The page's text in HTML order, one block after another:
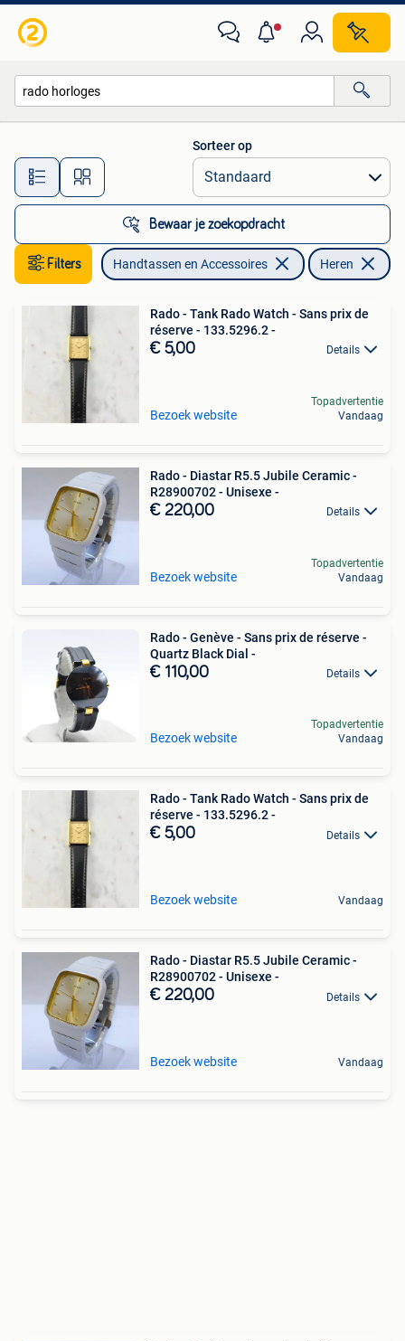
Alle afstanden…
Sorteer op
Bewaar je zoekopdracht
Filters Handtassen en Accessoires Heren
Rado - Tank Rado Watch - Sans prix de
réserve - 133.5296.2 -
€ 5,00 Details
Bezoek website
Topadvertentie
Vandaag
Rado - Diastar R5.5 Jubile Ceramic -
R28900702 - Unisexe -
€ 220,00 Details
Bezoek website
Topadvertentie
Vandaag
Rado - Genève - Sans prix de réserve -
Quartz Black Dial -
€ 110,00 Details
Bezoek website
Topadvertentie
Vandaag
Rado - Tank Rado Watch - Sans prix de
réserve - 133.5296.2 -
€ 5,00 Details
Bezoek website Vandaag
Rado - Diastar R5.5 Jubile Ceramic -
R28900702 - Unisexe -
€ 220,00 Details
Bezoek website Vandaag